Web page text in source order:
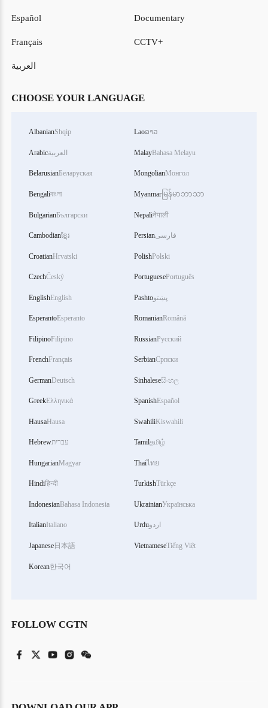
Español
Français
العربية
Documentary
CCTV+
CHOOSE YOUR LANGUAGE
AlbanianShqip
Arabicالعربية
BelarusianБеларуская
Bengaliবাংলা
BulgarianБългарски
Cambodianខ្មែរ
CroatianHrvatski
CzechČeský
EnglishEnglish
EsperantoEsperanto
FilipinoFilipino
FrenchFrançais
GermanDeutsch
GreekΕλληνικά
HausaHausa
Hebrewעברית
HungarianMagyar
Hindiहिन्दी
IndonesianBahasa Indonesia
ItalianItaliano
Japanese日本語
Korean한국어
Laoລາວ
MalayBahasa Melayu
MongolianМонгол
Myanmar မြန်မာဘာသာ
Nepaliनेपाली
Persianفارسی
PolishPolski
PortuguesePortuguês
Pashtoپښتو
RomanianRomână
RussianРусский
SerbianСрпски
Sinhaleseසිංහල
SpanishEspañol
SwahiliKiswahili
Tamilதமிழ்
Thaiไทย
TurkishTürkçe
UkrainianУкраїнська
Urduاردو
VietnameseTiếng Việt
FOLLOW CGTN